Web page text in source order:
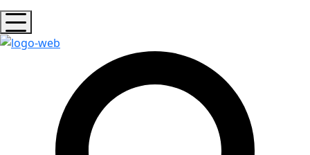
Hamburger
Toggle
Menu